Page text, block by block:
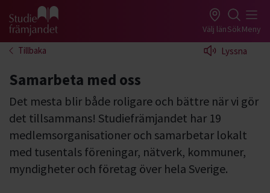
Gå till studiefrämjandets startsida Välj länSökMeny
Tillbaka Lyssna
Samarbeta med oss
Det mesta blir både roligare och bättre när vi gör
det tillsammans! Studiefrämjandet har 19
medlemsorganisationer och samarbetar lokalt
med tusentals föreningar, nätverk, kommuner,
myndigheter och företag över hela Sverige.